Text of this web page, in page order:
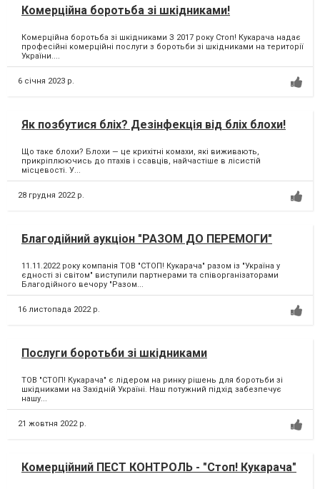
Комерційна боротьба зі шкідниками!
Комерційна боротьба зі шкідниками З 2017 року Стоп! Кукарача надає
професійні комерційні послуги з боротьби зі шкідниками на території
України....
6 січня 2023 р.
Як позбутися бліх? Дезінфекція від бліх блохи!
Що таке блохи? Блохи — це крихітні комахи, які виживають,
прикріплюючись до птахів і ссавців, найчастіше в лісистій
місцевості. У...
28 грудня 2022 р.
Благодійний аукціон "РАЗОМ ДО ПЕРЕМОГИ"
11.11.2022 року компанія ТОВ "СТОП! Кукарача" разом із "Україна у
єдності зі світом" виступили партнерами та співорганізаторами
Благодійного вечору "Разом...
16 листопада 2022 р.
Послуги боротьби зі шкідниками
ТОВ "СТОП! Кукарача" є лідером на ринку рішень для боротьби зі
шкідниками на Західній Україні. Наш потужний підхід забезпечує
нашу...
21 жовтня 2022 р.
Комерційний ПЕСТ КОНТРОЛЬ - "Стоп! Кукарача"